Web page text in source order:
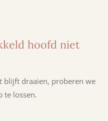
hoofd niet
blijft draaien, proberen we
te lossen.